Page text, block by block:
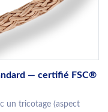
— certifié FSC®
un tricotage (aspect